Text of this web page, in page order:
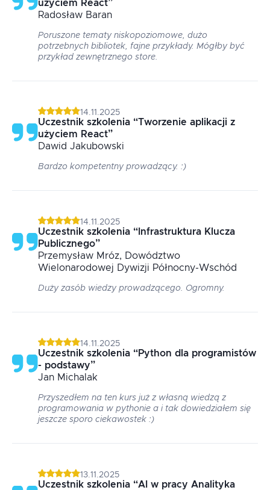
użyciem React”
Radosław Baran
Poruszone tematy niskopoziomowe, dużo
potrzebnych bibliotek, fajne przykłady. Mógłby być
przykład zewnętrznego store.
14.11.2025
Uczestnik szkolenia “Tworzenie aplikacji z
użyciem React”
Dawid Jakubowski
Bardzo kompetentny prowadzący. :)
14.11.2025
Uczestnik szkolenia “ Infrastruktura Klucza
Publicznego”
Przemysław Mróz, Dowództwo
Wielonarodowej Dywizji Północny-Wschód
Duży zasób wiedzy prowadzącego. Ogromny.
14.11.2025
Uczestnik szkolenia “Python dla programistów
- podstawy”
Jan Michalak
Przyszedłem na ten kurs już z własną wiedzą z
programowania w pythonie a i tak dowiedziałem się
jeszcze sporo ciekawostek :)
13.11.2025
Uczestnik szkolenia “AI w pracy Analityka